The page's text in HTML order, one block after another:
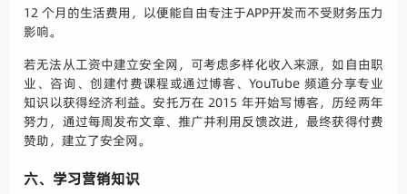
12 个月的生活费用，以便能自由专注于APP开发而不受财务压力
影响。
若无法从工资中建立安全网，可考虑多样化收入来源，如自由职
业、咨询、创建付费课程或通过博客、YouTube 频道分享专业
知识以获得经济利益。安托万在 2015 年开始写博客，历经两年
努力，通过每周发布文章、推广并利用反馈改进，最终获得付费
赞助，建立了安全网。
六、学习营销知识